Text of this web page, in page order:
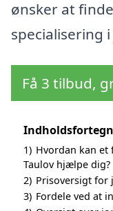
ønsker at
specialisering
Få 3 tilbud,
1) Hvordan kan et
Taulov hjælpe dig?
2) Prisoversigt for
3) Fordele ved at